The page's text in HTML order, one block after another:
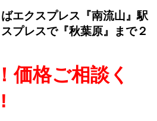
エクスプレス『南流山』駅
プレスで『秋葉原』まで２
価格ご相談く